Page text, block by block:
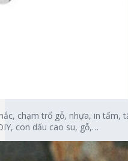
chạm trổ gỗ, nhựa, in tấm,
con dấu cao su, gỗ,…